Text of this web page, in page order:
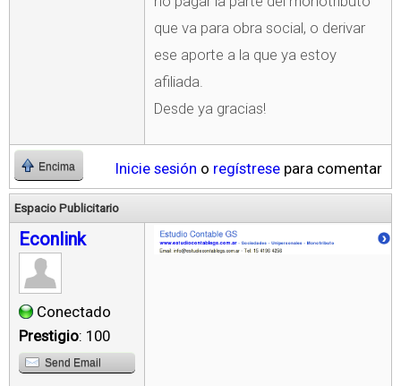
que va para obra social, o derivar
ese aporte a la que ya estoy
afiliada.
Desde ya gracias!
Encima Inicie sesión o regístrese para comentar
Espacio Publicitario
Econlink
Conectado
Prestigio: 100
Send Email